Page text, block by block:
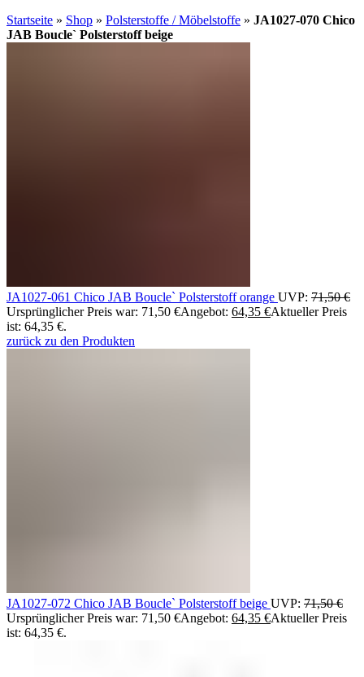
Startseite » Shop » Polsterstoffe / Möbelstoffe » JA1027-070 Chico
JAB Boucle` Polsterstoff beige
JA1027-061 Chico JAB Boucle` Polsterstoff orange UVP: 71,50€
Ursprünglicher Preis war: 71,50 €Angebot: 64,35 €Aktueller Preis
ist: 64,35 €.
zurück zu den Produkten
JA1027-072 Chico JAB Boucle` Polsterstoff beige UVP: 71,50€
Ursprünglicher Preis war: 71,50 €Angebot: 64,35 €Aktueller Preis
ist: 64,35 €.